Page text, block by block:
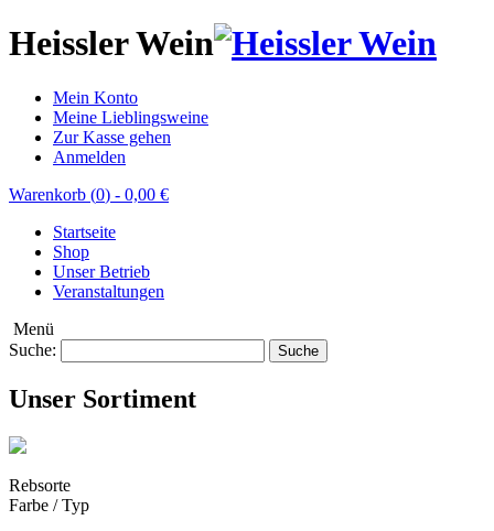
Heissler Wein
Mein Konto
Meine Lieblingsweine
Zur Kasse gehen
Anmelden
Warenkorb (0) - 0,00 €
Startseite
Shop
Unser Betrieb
Veranstaltungen
Menü
Suche:
Suche
Unser Sortiment
Rebsorte
Farbe / Typ